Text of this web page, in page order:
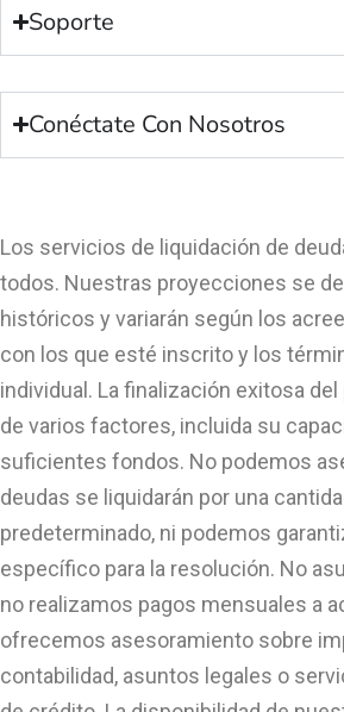
Soporte
Conéctate Con Nosotros
Los servicios de liquidación de
todos. Nuestras proyecciones se
históricos y variarán según los
con los que esté inscrito y los
individual. La finalización exitosa
de varios factores, incluida su
suficientes fondos. No podemos
deudas se liquidarán por una
predeterminado, ni podemos
específico para la resolución. No
no realizamos pagos mensuales a
ofrecemos asesoramiento sobre
contabilidad, asuntos legales o